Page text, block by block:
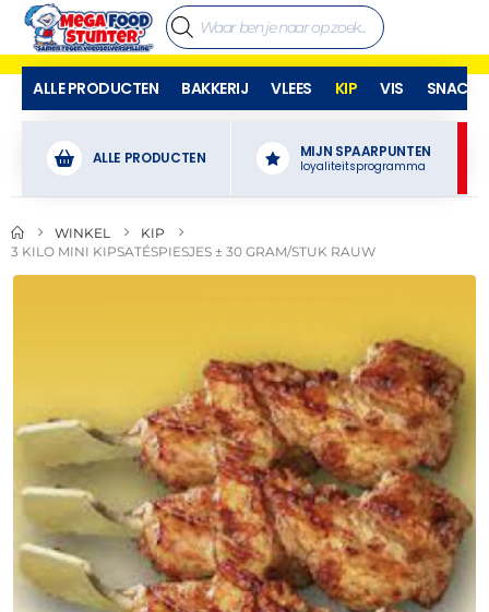
ALLE PRODUCTEN BAKKERIJ VLEES KIP VIS SNACKS
ALLE PRODUCTEN MIJN SPAARPUNTEN
loyaliteitsprogramma
WINKEL
KIP
3 KILO MINI KIPSATÉSPIESJES ± 30 GRAM/STUK RAUW